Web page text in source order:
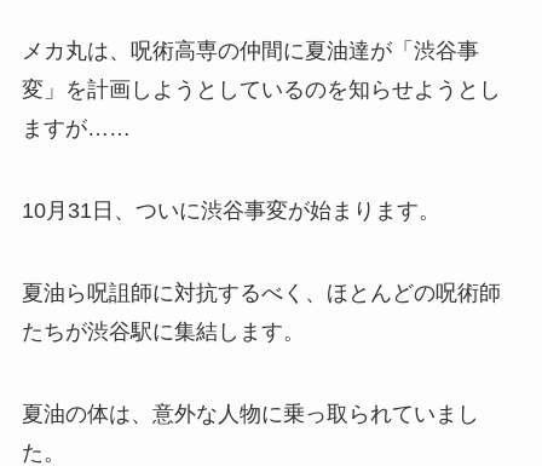
メカ丸は、呪術高専の仲間に夏油達が「渋谷事
変」を計画しようとしているのを知らせようとし
ますが……
10月31日、ついに渋谷事変が始まります。
夏油ら呪詛師に対抗するべく、ほとんどの呪術師
たちが渋谷駅に集結します。
夏油の体は、意外な人物に乗っ取られていまし
た。